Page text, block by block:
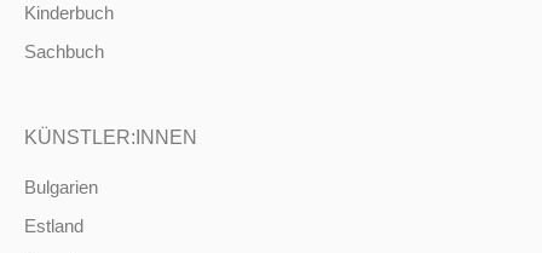
Kinderbuch
Sachbuch
KÜNSTLER:INNEN
Bulgarien
Estland